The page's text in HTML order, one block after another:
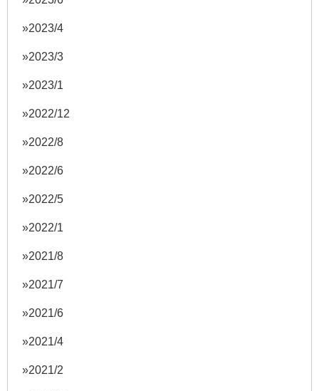
2023/4
2023/3
2023/1
2022/12
2022/8
2022/6
2022/5
2022/1
2021/8
2021/7
2021/6
2021/4
2021/2